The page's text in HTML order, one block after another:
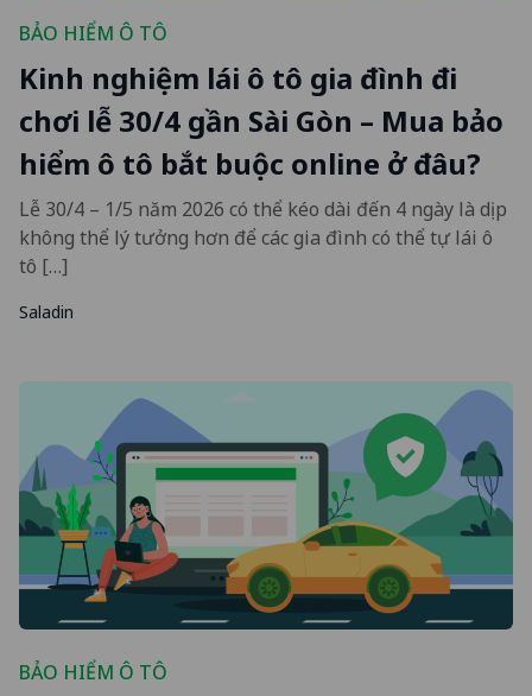
BẢO HIỂM Ô TÔ
Kinh nghiệm lái ô tô gia đình đi
chơi lễ 30/4 gần Sài Gòn – Mua bảo
hiểm ô tô bắt buộc online ở đâu?
Lễ 30/4 – 1/5 năm 2026 có thể kéo dài đến 4 ngày là dịp
không thể lý tưởng hơn để các gia đình có thể tự lái ô
tô […]
Saladin
BẢO HIỂM Ô TÔ